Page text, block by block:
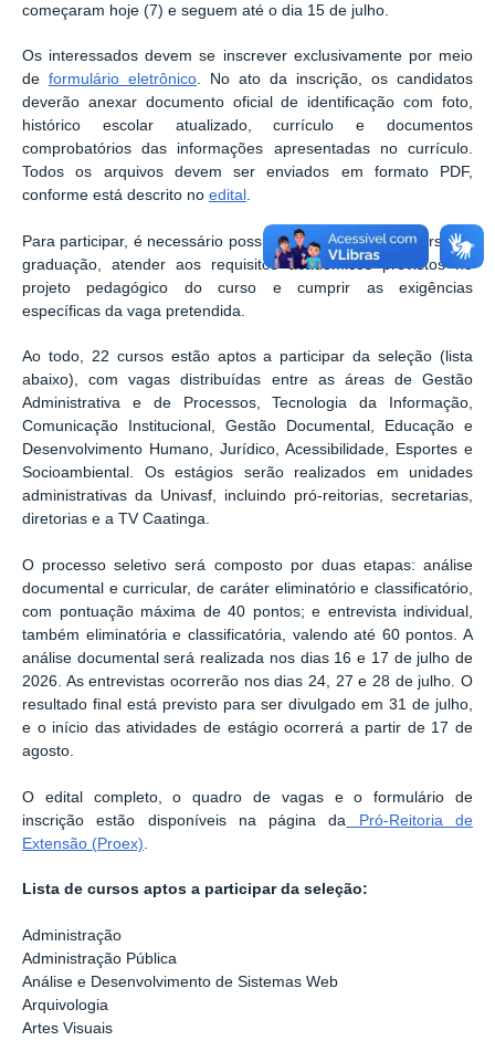
começaram hoje (7) e seguem até o dia 15 de julho.
Os interessados devem se inscrever exclusivamente por meio
de formulário eletrônico. No ato da inscrição, os candidatos
deverão anexar documento oficial de identificação com foto,
histórico escolar atualizado, currículo e documentos
comprobatórios das informações apresentadas no currículo.
Todos os arquivos devem ser enviados em formato PDF,
conforme está descrito no edital .
Para participar, é necessário possuir vínculo ativo com curso de
graduação, atender aos requisitos acadêmicos previstos no
projeto pedagógico do curso e cumprir as exigências
específicas da vaga pretendida.
Ao todo, 22 cursos estão aptos a participar da seleção (lista
abaixo), com vagas distribuídas entre as áreas de Gestão
Administrativa e de Processos, Tecnologia da Informação,
Comunicação Institucional, Gestão Documental, Educação e
Desenvolvimento Humano, Jurídico, Acessibilidade, Esportes e
Socioambiental. Os estágios serão realizados em unidades
administrativas da Univasf, incluindo pró-reitorias, secretarias,
diretorias e a TV Caatinga.
O processo seletivo será composto por duas etapas: análise
documental e curricular, de caráter eliminatório e classificatório,
com pontuação máxima de 40 pontos; e entrevista individual,
também eliminatória e classificatória, valendo até 60 pontos. A
análise documental será realizada nos dias 16 e 17 de julho de
2026. As entrevistas ocorrerão nos dias 24, 27 e 28 de julho. O
resultado final está previsto para ser divulgado em 31 de julho,
e o início das atividades de estágio ocorrerá a partir de 17 de
agosto.
O edital completo, o quadro de vagas e o formulário de
inscrição estão disponíveis na página da Pró-Reitoria de
Extensão (Proex)
Lista de cursos aptos a participar da seleção:
Administração
Administração Pública
Análise e Desenvolvimento de Sistemas Web
Arquivologia
Artes Visuais